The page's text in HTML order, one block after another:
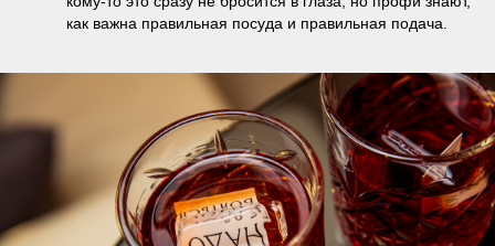
как важна правильная посуда и правильная подача.